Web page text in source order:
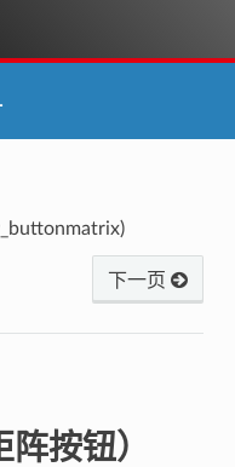
下一页
按钮）